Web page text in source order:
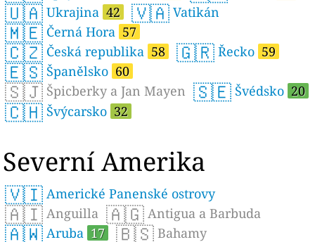
🇺🇦 Ukrajina 42 🇻🇦 Vatikán
🇲🇪 Černá Hora 57
🇨🇿 Česká republika 58 🇬🇷 Řecko 59
🇪🇸 Španělsko 60
🇸🇯 Špicberky a Jan Mayen 🇸🇪 Švédsko 20
🇨🇭 Švýcarsko 32
Severní Amerika
🇻🇮 Americké Panenské ostrovy
🇦🇮 Anguilla 🇦🇬 Antigua a Barbuda
🇦🇼 Aruba 17 🇧🇸 Bahamy